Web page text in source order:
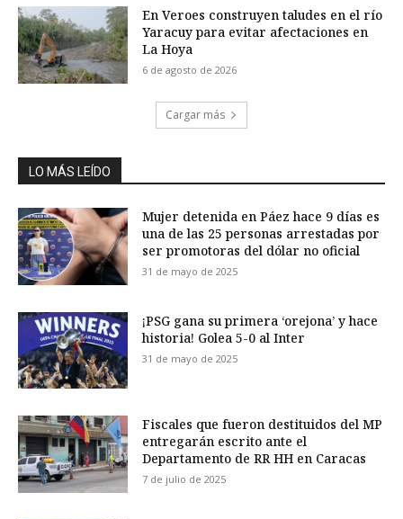
En Veroes construyen taludes en el río
Yaracuy para evitar afectaciones en
La Hoya
6 de agosto de 2026
Cargar más
LO MÁS LEÍDO
Mujer detenida en Páez hace 9 días es
una de las 25 personas arrestadas por
ser promotoras del dólar no oficial
31 de mayo de 2025
¡PSG gana su primera ‘orejona’ y hace
historia! Golea 5-0 al Inter
31 de mayo de 2025
Fiscales que fueron destituidos del MP
entregarán escrito ante el
Departamento de RR HH en Caracas
7 de julio de 2025